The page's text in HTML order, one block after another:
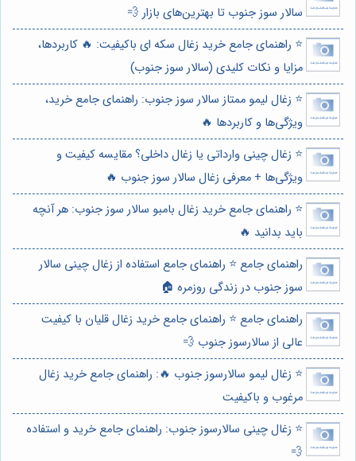
سالار سوز جنوب تا بهترین‌های بازار 💨
⭐️ راهنمای جامع خرید زغال سکه ای باکیفیت: 🔥 کاربردها،
مزایا و نکات کلیدی (سالار سوز جنوب)
⭐️ زغال لیمو ممتاز سالار سوز جنوب: راهنمای جامع خرید،
ویژگی‌ها و کاربردها 🔥
⭐️ زغال چینی وارداتی یا زغال داخلی؟ مقایسه کیفیت و
ویژگی‌ها + معرفی زغال سالار سوز جنوب 🔥
⭐️ راهنمای جامع خرید زغال بامبو سالار سوز جنوب: هر آنچه
باید بدانید 🔥
راهنمای جامع ⭐️ راهنمای جامع استفاده از زغال چینی سالار
سوز جنوب در زندگی روزمره 🏠
راهنمای جامع ⭐️ راهنمای جامع خرید زغال قلیان با کیفیت
عالی از سالارسوز جنوب 💨
⭐️ زغال لیمو سالارسوز جنوب 🔥: راهنمای جامع خرید زغال
مرغوب و باکیفیت
⭐️ زغال چینی سالارسوز جنوب: راهنمای جامع خرید و استفاده
💨